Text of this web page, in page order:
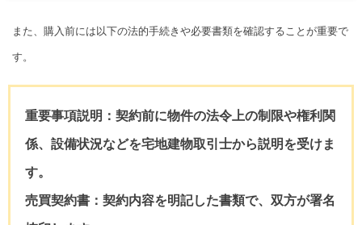
また、購入前には以下の法的手続きや必要書類を確認することが重要で
す。
重要事項説明 ：契約前に物件の法令上の制限や権利関
係、設備状況などを宅地建物取引士から説明を受けま
す。
売買契約書：契約内容を明記した書類で、双方が署名